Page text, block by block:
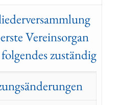
Vereinsorgan
zuständig